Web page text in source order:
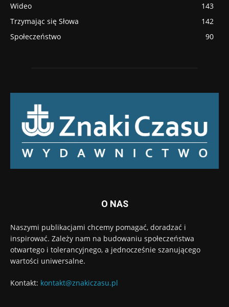
Wideo
143
Trzymając się Słowa
142
Społeczeństwo
90
O NAS
Naszymi publikacjami chcemy pomagać, doradzać i
inspirować. Zależy nam na budowaniu społeczeństwa
otwartego i tolerancyjnego, a jednocześnie szanującego
wartości uniwersalne.
Kontakt: kontakt@znakiczasu.pl